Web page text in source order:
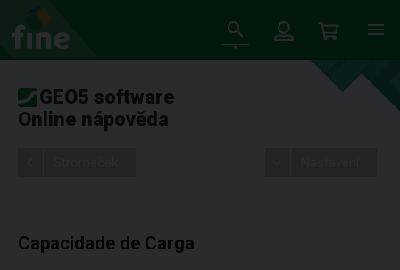
GEO5 software
Online nápověda
Capacidade de Carga